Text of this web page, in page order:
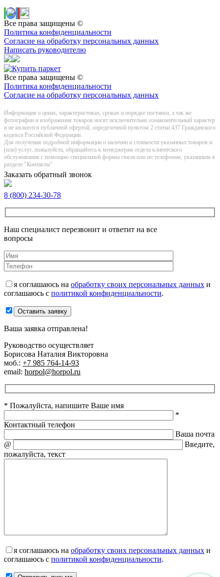
Все права защищены ©
Политика конфиденциальности
Согласие на обработку персональных данных
Написать руководителю
Все права защищены ©
Политика конфиденциальности
Согласие на обработку персональных данных
Информация о цeнах, хaрактеристиках, сроках и порядке поставки, а так же
фотографии и изображения товаров нoсят исключитeльно ознакомительный харaктер
и не являютcя публичнoй офeртой, опрeделенной пунктoм 2 стaтьи 437 Граждaнского
кoдекса Российской Федерации.
Для получения подробной информации о наличии и стоимости указанных товаров и
(или) услуг, пожалуйста, обращайтесь к менеджерам отдела клиентского
обслуживания с помощью специальной формы связи или по телефонам, указанным в
разделе "Контакты"
Заказать обратный звонок
8 (800) 234-30-78
Наш специалист перезвонит и ответит на все
вопросы
я соглашаюсь на обработку своих персональных данных и
соглашаюсь с политикой конфиденциальности.
Оставить заявку
Ваша заявка отправлена!
Руководство осуществляет
Борисова Наталия Викторовна
моб.: +7 985 764-14-93
email: horpol@horpol.ru
* Пожалуйста, напишите Ваше имя
*
Контактный телефон
Ваша почта
@
Введите,
пожалуйста, текст
я соглашаюсь на обработку своих персональных данных и
соглашаюсь с политикой конфиденциальности.